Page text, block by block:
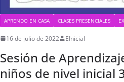
APRENDO EN CASA CLASES PRESENCIALES
16 de julio de 2022 EInicial
Sesión de
niños de nivel inicial